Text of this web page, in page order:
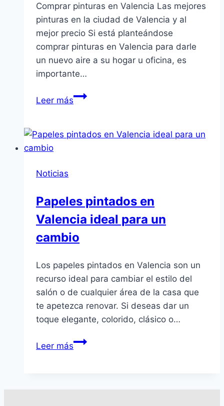
Comprar pinturas en Valencia Las mejores
pinturas en la ciudad de Valencia y al
mejor precio Si está planteándose
comprar pinturas en Valencia para darle
un nuevo aire a su hogar u oficina, es
importante…
Leer másPinturas
al
Noticias
Papeles pintados en
Valencia ideal para un
cambio
Los papeles pintados en Valencia son un
recurso ideal para cambiar el estilo del
salón o de cualquier área de la casa que
te apetezca renovar. Si deseas dar un
toque elegante, colorido, clásico o…
Leer másPapeles